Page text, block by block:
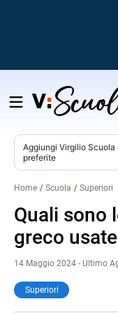
Salta
contenuto
Aggiungi Virgilio Scuola
preferite
Home Scuola Superiori
Quali sono
greco
14 Maggio 2024 - Ultimo
Superiori